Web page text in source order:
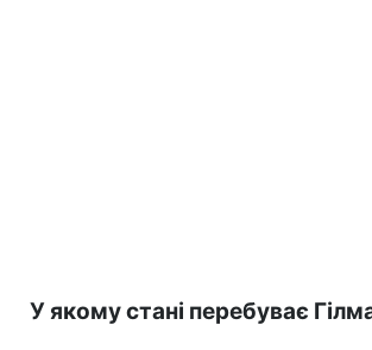
У якому стані перебуває